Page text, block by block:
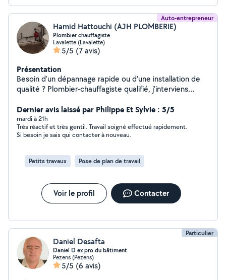
Auto-entrepreneur
Hamid Hattouchi (AJH PLOMBERIE)
Plombier chauffagiste
Lavalette (Lavalette)
5/5 (7 avis)
Présentation
Besoin d'un dépannage rapide ou d'une installation de
qualité ? Plombier-chauffagiste qualifié, j'interviens
débouchage, pannes de chauffage) ainsi que sur vos
projets de rénovation. Travail propre, tarifs transparents
et satisfaction garantie. Contactez-moi !
Dernier avis laissé par Philippe Et Sylvie : 5/5
mardi à 21h
Très réactif et très gentil. Travail soigné effectué rapidement.
Si besoin je sais qui contacter à nouveau.
Petits travaux Pose de plan de travail
Voir le profil Contacter
Particulier
Daniel Desafta
Daniel D ex pro du bâtiment
Pezens (Pezens)
5/5 (6 avis)